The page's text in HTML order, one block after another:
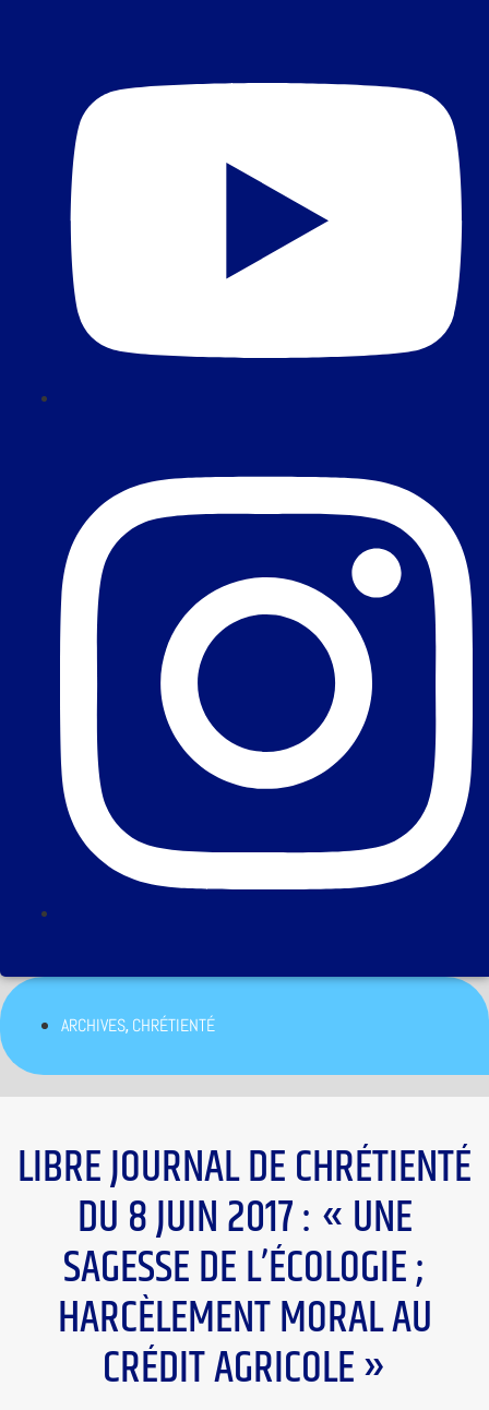
ARCHIVES,CHRÉTIENTÉ
LIBRE JOURNAL DE CHRÉTIENTÉ
DU 8 JUIN 2017 : « UNE
SAGESSE DE L’ÉCOLOGIE ;
HARCÈLEMENT MORAL AU
CRÉDIT AGRICOLE »